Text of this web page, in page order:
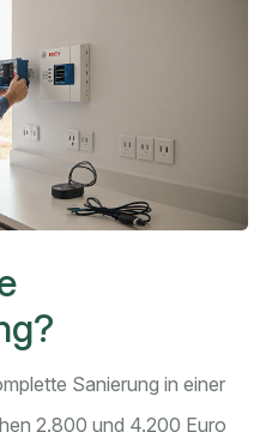
Sanierung in einer
2.800 und 4.200 Euro